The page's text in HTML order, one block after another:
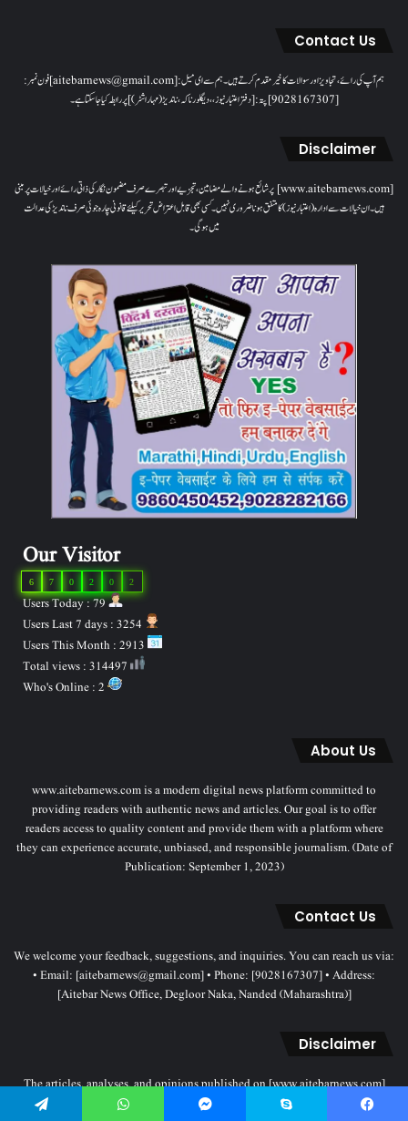
Contact Us
ہم آپ کی رائے، تجاویز اور سوالات کا خیرمقدم کرتے ہیں۔ ہم سےای میل: [aitebarnews@gmail.com]فون نمبر:
[9028167307]پتہ: [دفتر اعتبار نیوز، ، دیگلور ناکہ، ناندیڑ(مہاراشٹر) ] پر رابطہ کیا جاسکتا ہے۔
Disclaimer
[www.aitebarnews.com] پر شائع ہونے والے مضامین، تجزیے اور تبصرے صرف مضمون نگار کی ذاتی رائے اور خیالات پر مبنی
ہیں۔ ان خیالات سے ادارہ (اعتبار نیوز) کا متفق ہونا ضروری نہیں۔ کسی بھی قابل اعتراض تحریر کیلئے قانونی چارہ جوئی صرف ناندیڑ کی عدالت
میں ہوگی۔
Our Visitor
2
0
2
0
7
6
Users Today : 79
About Us
www.aitebarnews.com is a modern digital news platform committed to
providing readers with authentic news and articles. Our goal is to offer
readers access to quality content and provide them with a platform where
they can experience accurate, unbiased, and responsible journalism. (Date of
Publication: September 1, 2023)
Contact Us
We welcome your feedback, suggestions, and inquiries. You can reach us via:
• Email: [aitebarnews@gmail.com] • Phone: [9028167307] • Address:
[Aitebar News Office, Degloor Naka, Nanded (Maharashtra)]
Disclaimer
The articles, analyses, and opinions published on [www.aitebarnews.com]
solely represent the personal views and opinions of the authors. These views